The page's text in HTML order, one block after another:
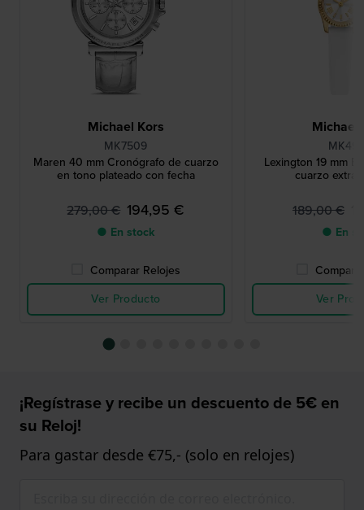
Michael Kors
MK7509
Maren 40 mm Cronógrafo de cuarzo
en tono plateado con fecha
279,00 € 194,95 €
● En stock
Comparar Relojes
Ver Producto
Michael
Lexington 19 mm
cuarzo extra
189,00 €
● En
Ver
¡Regístrase y recibe un descuento de 5€ en
su Reloj!
Para gastar desde €75,- (solo en relojes)